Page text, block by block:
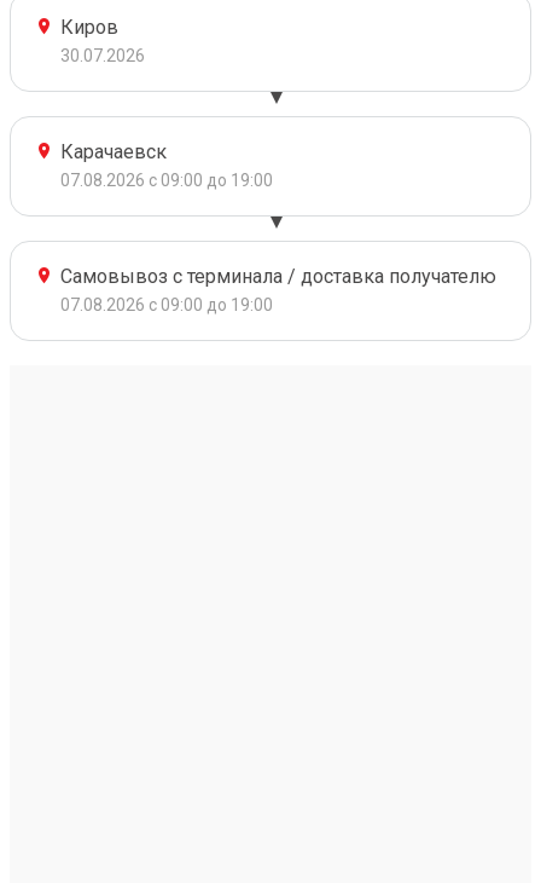
Киров
30.07.2026
Карачаевск
07.08.2026 с 09:00 до 19:00
Самовывоз с терминала / доставка получателю
07.08.2026 с 09:00 до 19:00